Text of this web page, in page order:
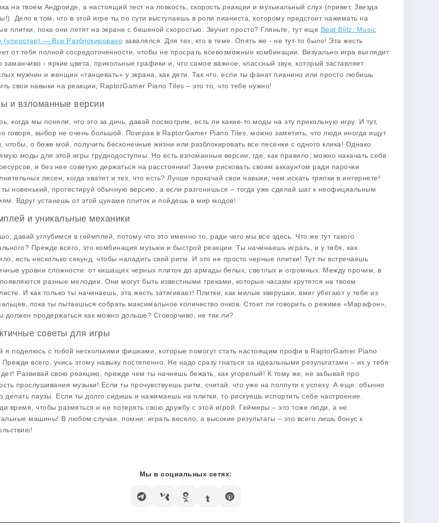
на твоем Андроиде, а настоящий тест на ловкость, скорость реакции и музыкальный слух (привет, Звезда
Дело в том, что в этой игре ты по сути выступаешь в роли пианиста, которому предстоит нажимать на
плитки, пока они летят на экране с бешеной скоростью. Звучит просто? Гляньте, тут еще Beat Blitz: Music
(уперстар) — Все Разблокировано завалялся. Для тех, кто в теме. Опять же - не тут-то было! Эта жесть
от тебя полной сосредоточенности, чтобы не просрать всевозможные комбинации. Визуально игра выглядит
заманчиво - яркие цвета, прикольные графики и, что самое важное, классный звук, который заставляет
мужчин и женщин «танцевать» у экрана, как дети. Так что, если ты фанат пианино или просто любишь
свои навыки на реакции, RaptorGamer Piano Tiles – это то, что тебе нужно!
и взломанные версии
когда мы поняли, что это за дичь, давай посмотрим, есть ли какие-то моды на эту прикольную игру. И тут,
говоря, выбор не очень большой. Поиграв в RaptorGamer Piano Tiles, можно заметить, что люди иногда ищут
чтобы, о боже мой, получить бесконечные жизни или разблокировать все песенки с одного клика! Однако
моды для этой игры труднодоступны. Но есть взломанные версии, где, как правило, можно накачать себе
и без нее советую держаться на расстоянии! Зачем рисковать своим аккаунтом ради парочки
песен, когда хватит и тех, что есть? Лучше прокачай свои навыки, чем искать тряпки в интернете!
новенький, протестируй обычную версию, а если разгонишься – тогда уже сделай шаг к неофициальным
Вдруг устанешь от этой цунами плиток и пойдешь в мир модов!
и уникальные механики
давай углубимся в геймплей, потому что это именно то, ради чего мы все здесь. Что же тут такого
Прежде всего, это комбинация музыки и быстрой реакции. Ты начинаешь играть, и у тебя, как
есть несколько секунд, чтобы наладить свой ритм. И это не просто черные плитки! Тут ты встречаешь
уровни сложности: от кишащих черных плиток до армады белых, светлых и огромных. Между прочим, в
разные мелодии. Они могут быть известными треками, которые часами крутятся на твоем
И как только ты начинаешь, эта жесть затягивает! Плитки, как милые зверушки, вмиг убегают у тебя из
пока ты пытаешься собрать максимальное количество очков. Стоит ли говорить о режиме «Марафон»,
должен продержаться как можно дольше? Сговорчиво, не так ли?
советы для игры
я поделюсь с тобой несколькими фишками, которые помогут стать настоящим профи в RaptorGamer Piano
Прежде всего, учись этому навыку постепенно. Не надо сразу гнаться за идеальными результатами – их у тебя
Развивай свою реакцию, прежде чем ты начнешь бежать, как угорелый! К тому же, не забывай про
прослушивания музыки! Если ты прочувствуешь ритм, считай, что уже на полпути к успеху. А еще: обычно
делать паузы. Если ты долго сидишь и нажимаешь на плитки, то рискуешь испортить себе настроение.
время, чтобы размяться и не потерять свою дружбу с этой игрой. Геймеры – это тоже люди, а не
машины! В любом случае, помни: играть весело, а высокие результаты – это всего лишь бонус к
Мы в социальных сетях: